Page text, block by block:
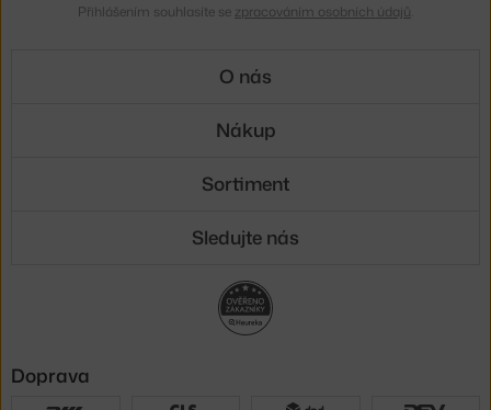
Přihlášením souhlasíte se zpracováním osobních údajů
O nás
Nákup
Sortiment
Sledujte nás
Doprava